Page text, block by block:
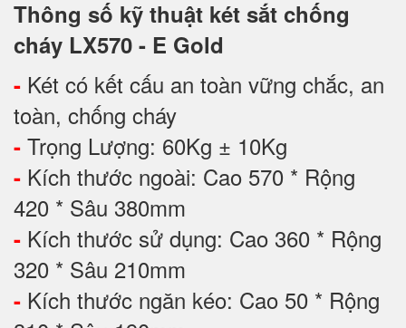
Thông số kỹ thuật két sắt chống
cháy LX570 - E Gold
- Két có kết cấu an toàn vững chắc, an
toàn, chống cháy
- Trọng Lượng: 60Kg ± 10Kg
- Kích thước ngoài: Cao 570 * Rộng
420 * Sâu 380mm
- Kích thước sử dụng: Cao 360 * Rộng
320 * Sâu 210mm
- Kích thước ngăn kéo: Cao 50 * Rộng